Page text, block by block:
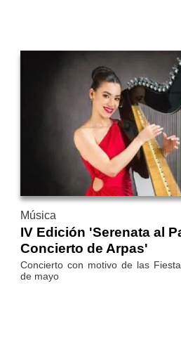
Música
IV Edición 'Serenata al
Concierto de Arpas'
Concierto con motivo de las
de mayo